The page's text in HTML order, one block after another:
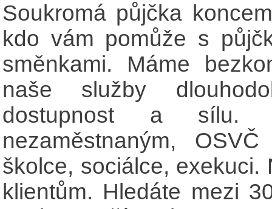
Soukromá půjčka
kdo vám pomůže s
směnkami. Máme
naše služby
dostupnost a sílu.
nezaměstnaným,
školce, sociálce,
klientům. Hledáte mezi